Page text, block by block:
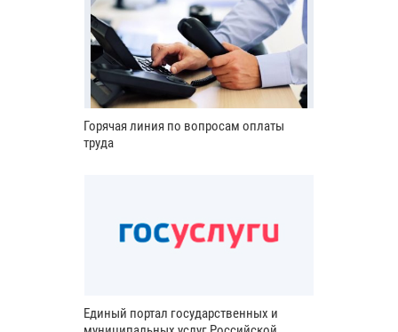
Горячая линия по вопросам оплаты
труда
Единый портал государственных и